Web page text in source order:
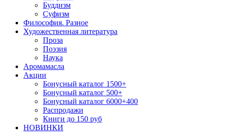
Буддизм
Суфизм
Философия. Разное
Художественная литература
Проза
Поэзия
Наука
Аромамасла
Акции
Бонусный каталог 1500+
Бонусный каталог 500+
Бонусный каталог 6000+400
Распродажи
Книги до 150 руб
НОВИНКИ